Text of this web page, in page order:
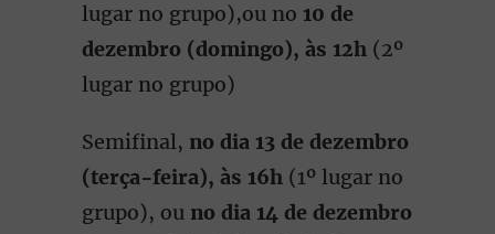
lugar no grupo),ou no 10 de
dezembro (domingo), às 12h (2º
lugar no grupo)
Semifinal, no dia 13 de dezembro
(terça-feira), às 16h (1º lugar no
grupo), ou no dia 14 de dezembro